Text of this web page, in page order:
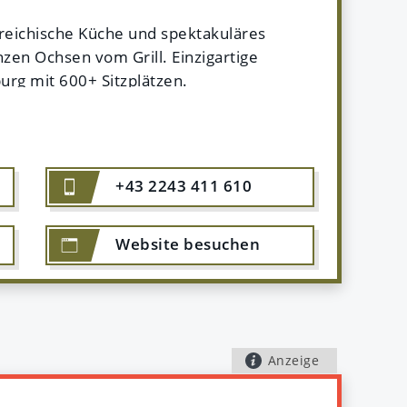
Küche und spektakuläres
Ochsen vom Grill. Einzigartige
mit 600+ Sitzplätzen.
und Ochsengrill)
mit dem Stiftskeller Leopold in
+43 2243 411 610
Website besuchen
Anzeige